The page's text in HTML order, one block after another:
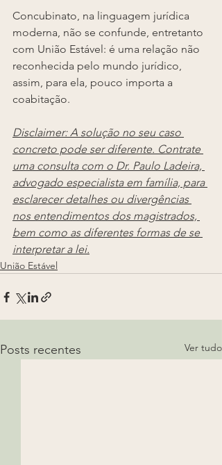
Concubinato, na linguagem jurídica
moderna, não se confunde, entretanto
com União Estável: é uma relação não
reconhecida pelo mundo jurídico,
assim, para ela, pouco importa a
coabitação.
Disclaimer: A solução no seu caso
concreto pode ser diferente. Contrate
uma consulta com o Dr. Paulo Ladeira,
advogado especialista em família, para
esclarecer detalhes ou divergências
nos entendimentos dos magistrados,
bem como as diferentes formas de se
interpretar a lei.
União Estável
Posts recentes Ver tudo